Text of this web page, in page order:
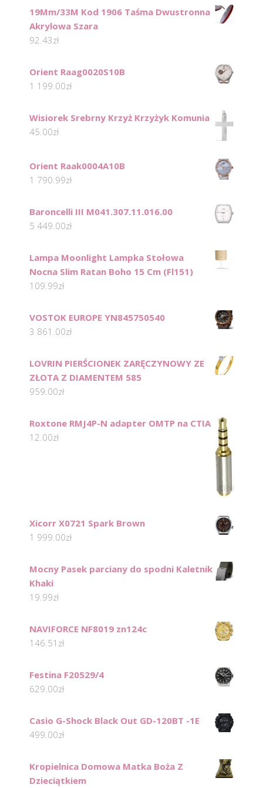
19Mm/33M Kod 1906 Taśma Dwustronna
Akrylowa Szara
92.43zł
Orient Raag0020S10B
1 199.00zł
Wisiorek Srebrny Krzyż Krzyżyk Komunia
45.00zł
Orient Raak0004A10B
1 790.99zł
Baroncelli III M041.307.11.016.00
5 449.00zł
Lampa Moonlight Lampka Stołowa
Nocna Slim Ratan Boho 15 Cm (Fl151)
109.99zł
VOSTOK EUROPE YN845750540
3 861.00zł
LOVRIN PIERŚCIONEK ZARĘCZYNOWY ZE
ZŁOTA Z DIAMENTEM 585
959.00zł
Roxtone RMJ4P-N adapter OMTP na CTIA
12.00zł
Xicorr X0721 Spark Brown
1 999.00zł
Mocny Pasek parciany do spodni Kaletnik
Khaki
19.99zł
NAVIFORCE NF8019 zn124c
146.51 zł
Festina F20529/4
629.00zł
Casio G-Shock Black Out GD-120BT -1E
499.00zł
Kropielnica Domowa Matka Boża Z
Dzieciątkiem